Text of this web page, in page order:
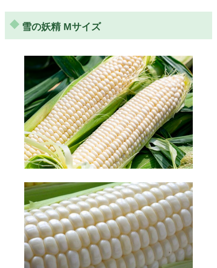
一口食べた瞬間うわ！っと驚きました
甘くて水々しくて一口食べた瞬間うわ！っと驚きました。
こんなに美味しいとうもろこしが今の世にあるんだねー、
孫とびっくり孫もスーパーのしか食べた事がなかったので
感動してました。生産者の方々は大変でしょうがこれから
も頑張って下 […]
雪の妖精 Mサイズ